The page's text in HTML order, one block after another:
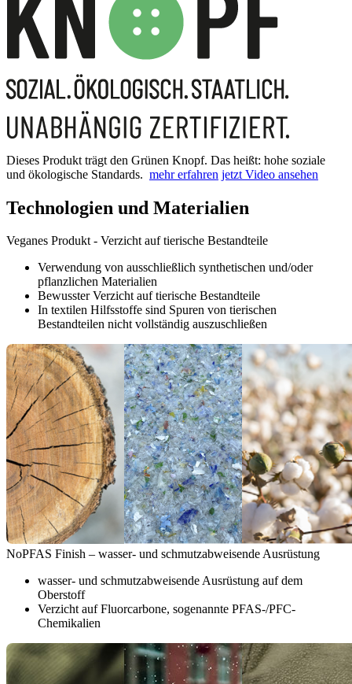
Dieses Produkt trägt den Grünen Knopf. Das heißt: hohe soziale
und ökologische Standards. mehr erfahren jetzt Video ansehen
Technologien und Materialien
Veganes Produkt - Verzicht auf tierische Bestandteile
Verwendung von ausschließlich synthetischen und/oder
pflanzlichen Materialien
Bewusster Verzicht auf tierische Bestandteile
In textilen Hilfsstoffe sind Spuren von tierischen
Bestandteilen nicht vollständig auszuschließen
NoPFAS Finish – wasser- und schmutzabweisende Ausrüstung
wasser- und schmutzabweisende Ausrüstung auf dem
Oberstoff
Verzicht auf Fluorcarbone, sogenannte PFAS-/PFC-
Chemikalien